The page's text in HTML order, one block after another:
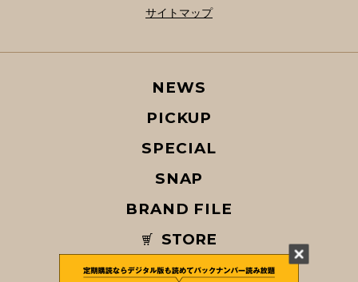
サイトマップ
NEWS
PICKUP
SPECIAL
SNAP
BRAND FILE
STORE
MAGAZINE